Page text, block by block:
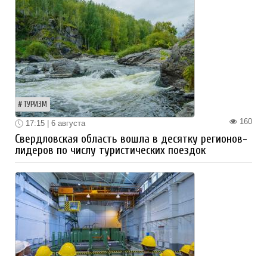
ТУРИЗМ
160
17:15 | 6 августа
Свердловская область вошла в десятку регионов-
лидеров по числу туристических поездок